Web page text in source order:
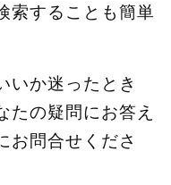
索することも簡単
いか迷ったとき
たの疑問にお答え
お問合せくださ